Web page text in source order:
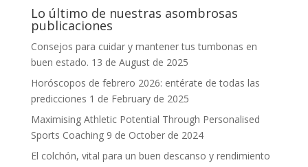
Lo último de nuestras asombrosas
publicaciones
Consejos para cuidar y mantener tus tumbonas en
buen estado. 13 de August de 2025
Horóscopos de febrero 2026: entérate de todas las
predicciones 1 de February de 2025
Maximising Athletic Potential Through Personalised
Sports Coaching 9 de October de 2024
El colchón, vital para un buen descanso y rendimiento